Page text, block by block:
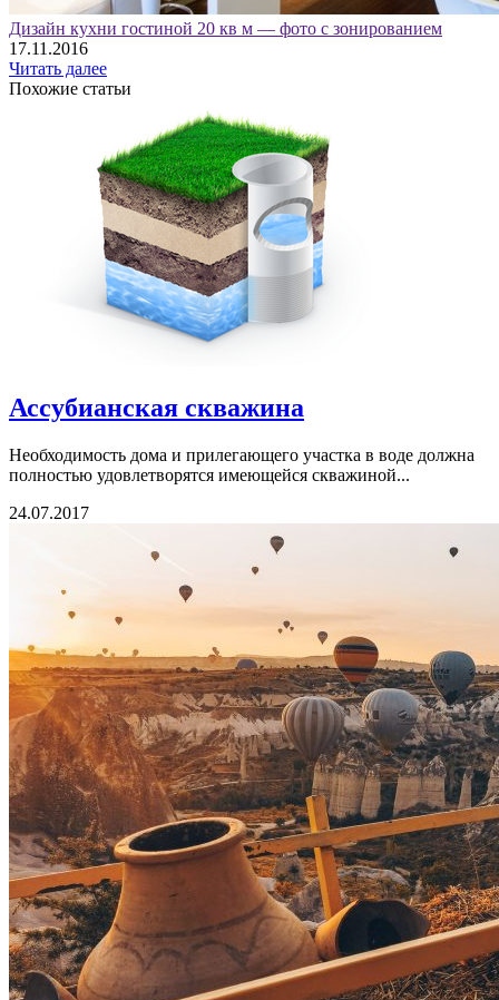
Дизайн кухни гостиной 20 кв м — фото с зонированием
17.11.2016
Читать далее
Похожие статьи
Ассубианская скважина
Необходимость дома и прилегающего участка в воде должна
полностью удовлетворятся имеющейся скважиной...
24.07.2017